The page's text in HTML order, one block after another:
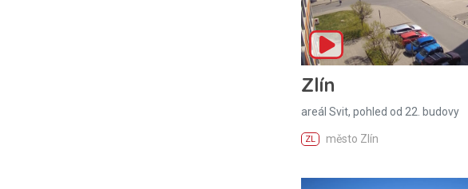
Zlín
areál Svit, pohled od 22. budovy
ZL město Zlín